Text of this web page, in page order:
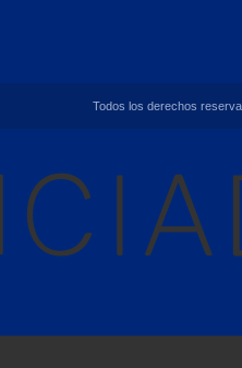
Todos los derechos